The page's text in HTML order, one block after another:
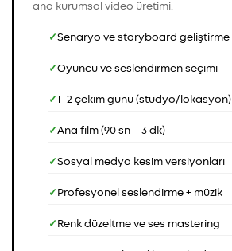
ana kurumsal video üretimi.
Senaryo ve storyboard geliştirme
Oyuncu ve seslendirmen seçimi
1–2 çekim günü (stüdyo/lokasyon)
Ana film (90 sn – 3 dk)
Sosyal medya kesim versiyonları
Profesyonel seslendirme + müzik
Renk düzeltme ve ses mastering